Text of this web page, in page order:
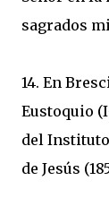
sagrados
14. En
Eustoquio
del
de Jesús